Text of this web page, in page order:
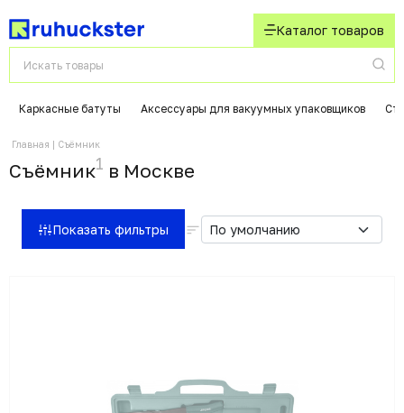
Каталог товаров
Каркасные батуты Аксессуары для вакуумных упаковщиков
Главная Съёмник
Съёмник1 в Москвe
Показать фильтры